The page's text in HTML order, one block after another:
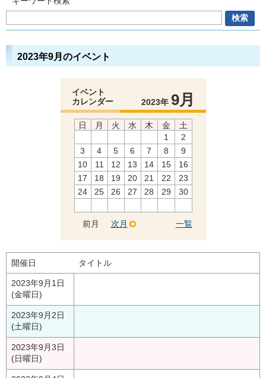
2023年9月のイベント
イベント
カレンダー
2023年 9月
日 月 火 水 木 金
土
1
2
3
4 5 6 7 8
9
10
11 12 13 14 15
16
17
18 19 20 21 22
23
24
25 26 27 28 29 30
前月 一覧
次月
開催日 タイトル
2023年9月1日
(金曜日)
2023年9月2日
(土曜日)
2023年9月3日
(日曜日)